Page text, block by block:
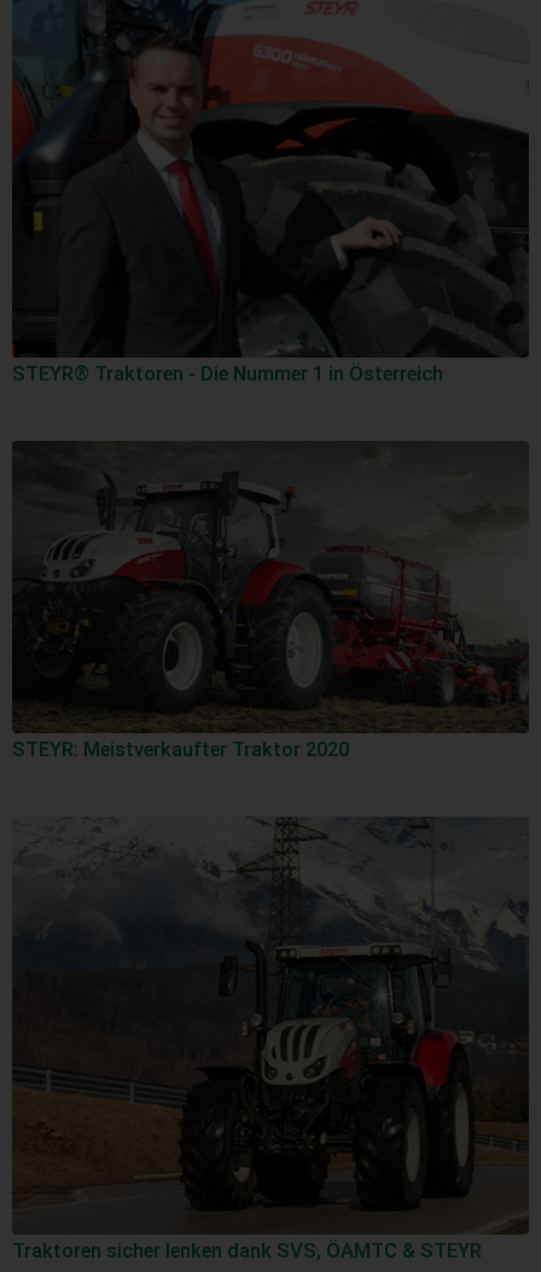
STEYR® Traktoren - Die Nummer 1 in Österreich
STEYR: Meistverkaufter Traktor 2020
Traktoren sicher lenken dank SVS, ÖAMTC & STEYR